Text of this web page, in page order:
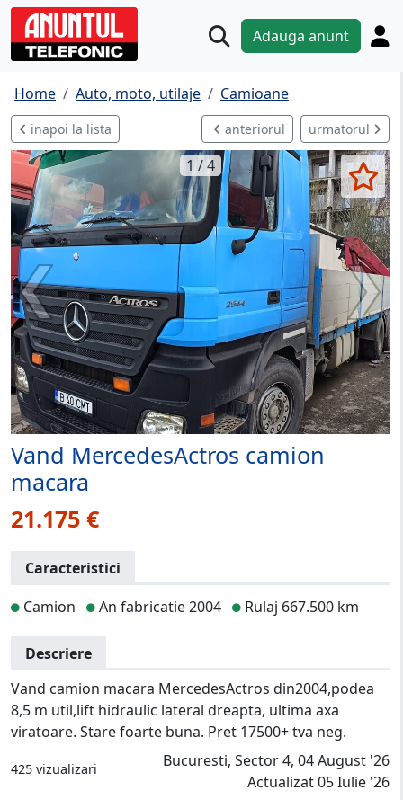
Adauga anunt
Home Auto, moto, utilaje Camioane
inapoi la lista anteriorul urmatorul
1 / 4
Vand MercedesActros camion
macara
21.175 €
Caracteristici
Camion
An fabricatie 2004 Rulaj 667.500 km
Descriere
Vand camion macara MercedesActros din2004,podea
8,5 m util,lift hidraulic lateral dreapta, ultima axa
viratoare. Stare foarte buna. Pret 17500+ tva neg.
425 vizualizari
Bucuresti, Sector 4, 04 August '26
Actualizat 05 Iulie '26